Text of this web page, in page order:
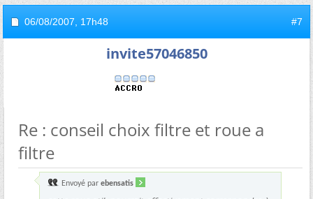
06/08/2007, 17h48 #7
invite57046850
Re : conseil choix filtre et roue a
filtre
Envoyé par ebensatis